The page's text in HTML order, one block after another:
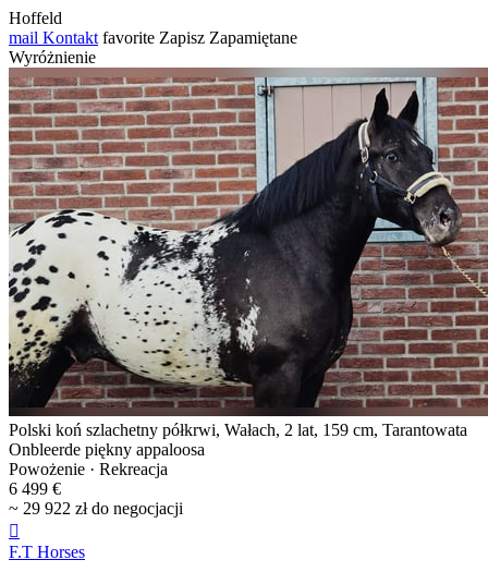
Hoffeld
mail Kontakt favorite Zapisz Zapamiętane
Wyróżnienie
Polski koń szlachetny półkrwi, Wałach, 2 lat, 159 cm, Tarantowata
Onbleerde piękny appaloosa
Powożenie · Rekreacja
6 499 €
~ 29 922 zł do negocjacji

F.T Horses